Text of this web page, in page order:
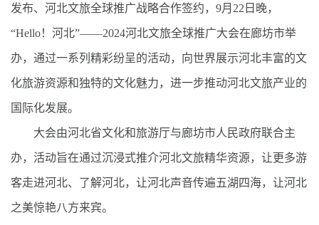
发布、河北文旅全球推广战略合作签约，9月22日晚，
“Hello！河北”——2024河北文旅全球推广大会在廊坊市举
办，通过一系列精彩纷呈的活动，向世界展示河北丰富的文
化旅游资源和独特的文化魅力，进一步推动河北文旅产业的
国际化发展。
大会由河北省文化和旅游厅与廊坊市人民政府联合主
办，活动旨在通过沉浸式推介河北文旅精华资源，让更多游
客走进河北、了解河北，让河北声音传遍五湖四海，让河北
之美惊艳八方来宾。